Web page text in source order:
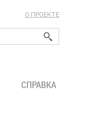
О ПРОЕКТЕ
СПРАВКА